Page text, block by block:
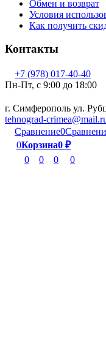
Обмен и возврат
Условия
Как получить
Контакты
+7 (978) 017-40-40
Пн-Пт, c 9:00 до 18:00
г. Симферополь ул.
tehnograd-
Сравнение0
0Корзина0 ₽
0
0 0 0